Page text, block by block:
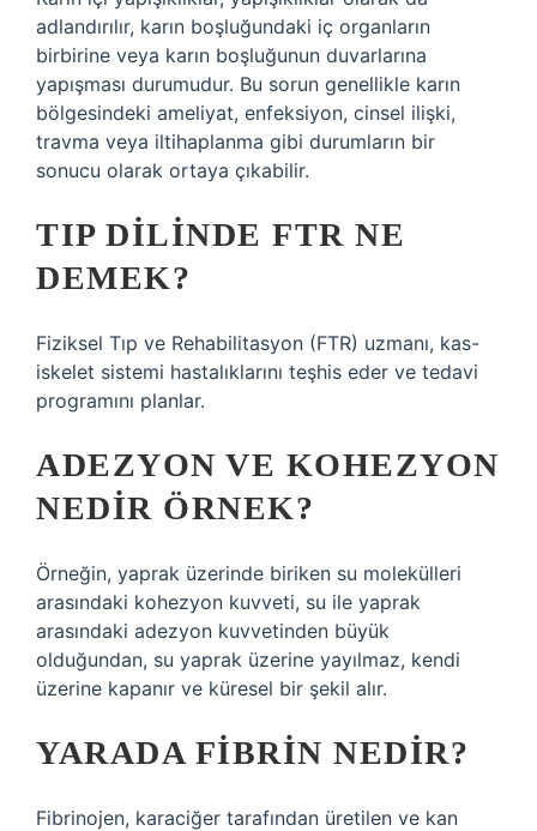
adlandırılır, karın boşluğundaki iç organların
birbirine veya karın boşluğunun duvarlarına
yapışması durumudur. Bu sorun genellikle karın
bölgesindeki ameliyat, enfeksiyon, cinsel ilişki,
travma veya iltihaplanma gibi durumların bir
sonucu olarak ortaya çıkabilir.
TIP DILINDE FTR NE
DEMEK?
Fiziksel Tıp ve Rehabilitasyon (FTR) uzmanı, kas-
iskelet sistemi hastalıklarını teşhis eder ve tedavi
programını planlar.
ADEZYON VE KOHEZYON
NEDIR ÖRNEK?
Örneğin, yaprak üzerinde biriken su molekülleri
arasındaki kohezyon kuvveti, su ile yaprak
arasındaki adezyon kuvvetinden büyük
olduğundan, su yaprak üzerine yayılmaz, kendi
üzerine kapanır ve küresel bir şekil alır.
YARADA FIBRIN NEDIR?
Fibrinojen, karaciğer tarafından üretilen ve kan